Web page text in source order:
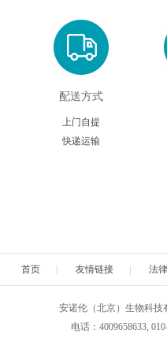
配送方式
上门自提
快递运输
首页 友情链接 法
安诺伦（北京）生物科技
电话：4009658633,